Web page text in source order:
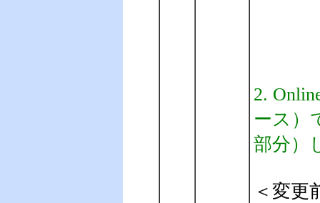
2.
ース）
部分）
＜変更